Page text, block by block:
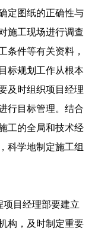
定图纸的正确性与
施工现场进行调查
条件等有关资料，
标规划工作从根本
及时组织项目经理
行目标管理。结合
工的全局和技术经
科学地制定施工组
目经理部要建立
构，及时制定重要